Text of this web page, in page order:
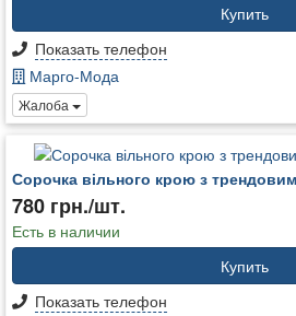
Купить
Показать телефон
Марго-Мода
Жалоба
Сорочка вільного крою з
780 грн./шт.
Есть в наличии
Купить
Показать телефон